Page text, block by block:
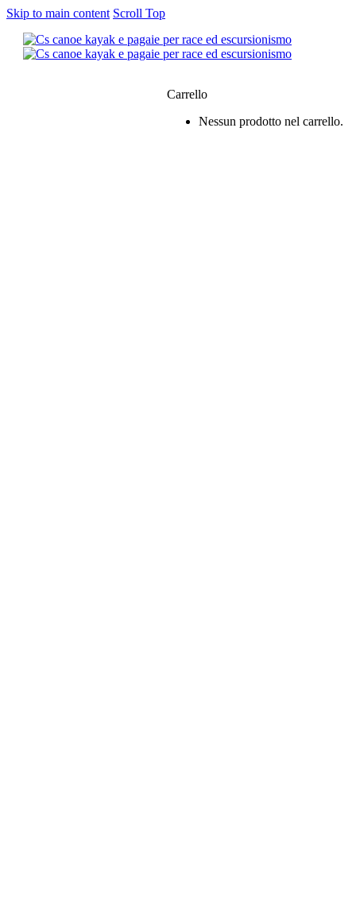
Skip to main content Scroll Top
Carrello
Nessun prodotto nel carrello.